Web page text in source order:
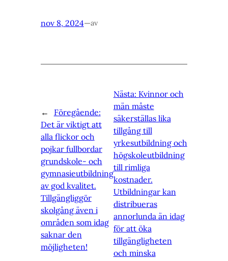
nov 8, 2024—av
←
Föregående:
Det är viktigt att
alla flickor och
pojkar fullbordar
grundskole- och
gymnasieutbildning
av god kvalitet.
Tillgängliggör
skolgång även i
områden som idag
saknar den
möjligheten!
Nästa: Kvinnor och
män måste
säkerställas lika
tillgång till
yrkesutbildning och
högskoleutbildning
till rimliga
kostnader.
Utbildningar kan
distribueras
annorlunda än idag
för att öka
tillgängligheten
och minska